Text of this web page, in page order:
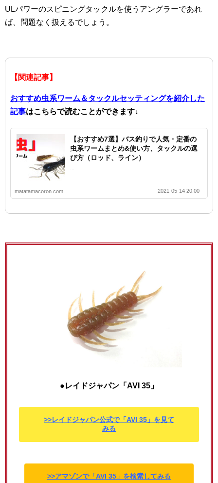
ULパワーのスピニングタックルを使うアングラーであれ
ば、問題なく扱えるでしょう。
【関連記事】
おすすめ虫系ワーム＆タックルセッティングを紹介した
記事はこちらで読むことができます↓
【おすすめ7選】バス釣りで人気・定番の
虫系ワームまとめ&使い方、タックルの選
び方（ロッド、ライン）
matatamacoron.com 2021-05-14 20:00
●レイドジャパン「AVI 35」
>>レイドジャパン公式で「AVI 35」を見て
みる
>>アマゾンで「AVI 35」を検索してみる